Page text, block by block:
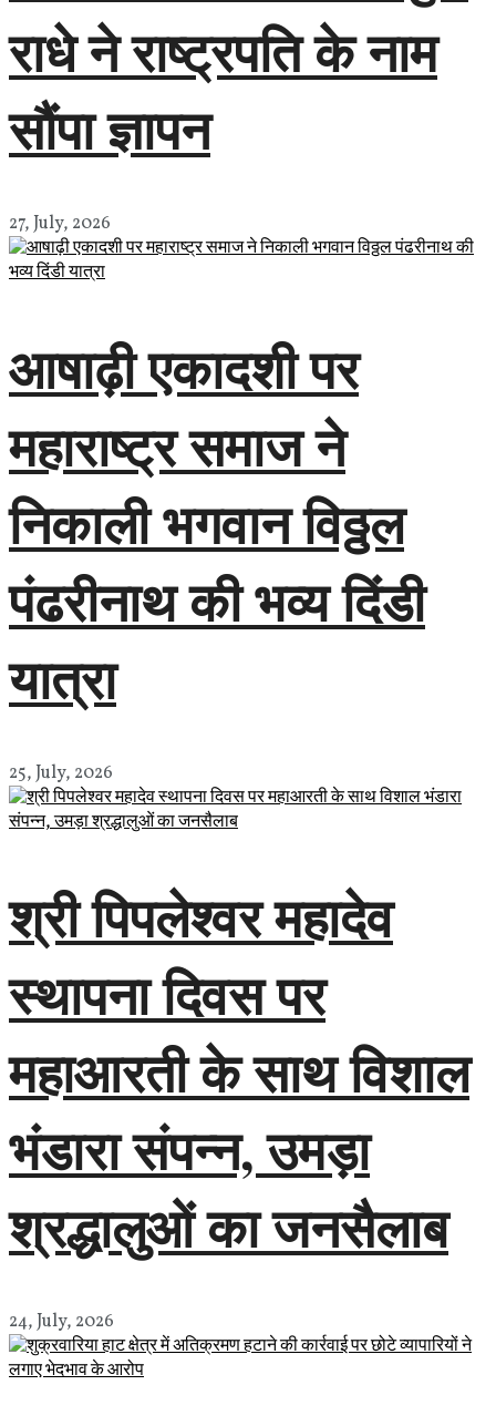
राधे ने राष्ट्रपति के नाम
सौंपा ज्ञापन
27, July, 2026
आषाढ़ी एकादशी पर
महाराष्ट्र समाज ने
निकाली भगवान विठ्ठल
पंढरीनाथ की भव्य दिंडी
यात्रा
25, July, 2026
श्री पिपलेश्वर महादेव
स्थापना दिवस पर
महाआरती के साथ विशाल
भंडारा संपन्न, उमड़ा
श्रद्धालुओं का जनसैलाब
24, July, 2026